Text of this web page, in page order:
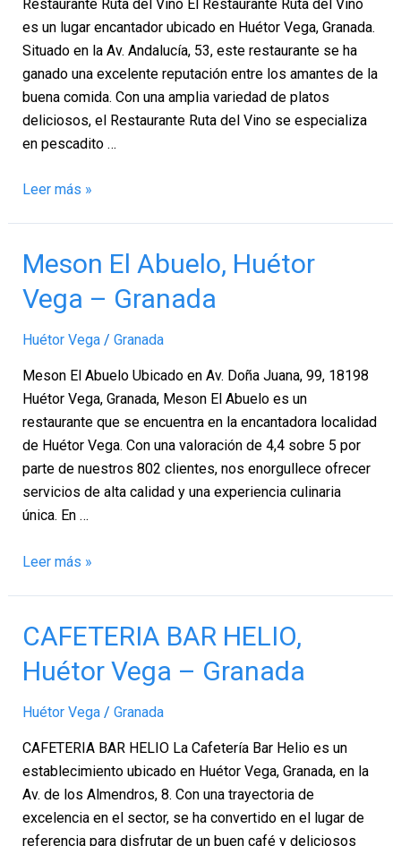
Restaurante Ruta del Vino El Restaurante Ruta del Vino
es un lugar encantador ubicado en Huétor Vega, Granada.
Situado en la Av. Andalucía, 53, este restaurante se ha
ganado una excelente reputación entre los amantes de la
buena comida. Con una amplia variedad de platos
deliciosos, el Restaurante Ruta del Vino se especializa
en pescadito …
–
Granada
Leer más »
Meson El Abuelo, Huétor
Vega – Granada
Huétor Vega/ Granada
Meson El Abuelo Ubicado en Av. Doña Juana, 99, 18198
Huétor Vega, Granada, Meson El Abuelo es un
restaurante que se encuentra en la encantadora localidad
de Huétor Vega. Con una valoración de 4,4 sobre 5 por
parte de nuestros 802 clientes, nos enorgullece ofrecer
servicios de alta calidad y una experiencia culinaria
única. En …
Meson
Abuelo,
Vega
–
Granada
Leer más »
CAFETERIA BAR HELIO,
Huétor Vega – Granada
Huétor Vega/ Granada
CAFETERIA BAR HELIO La Cafetería Bar Helio es un
establecimiento ubicado en Huétor Vega, Granada, en la
Av. de los Almendros, 8. Con una trayectoria de
excelencia en el sector, se ha convertido en el lugar de
referencia para disfrutar de un buen café y deliciosos
CAFETERIA
BAR
HELIO,
Vega
–
Granada